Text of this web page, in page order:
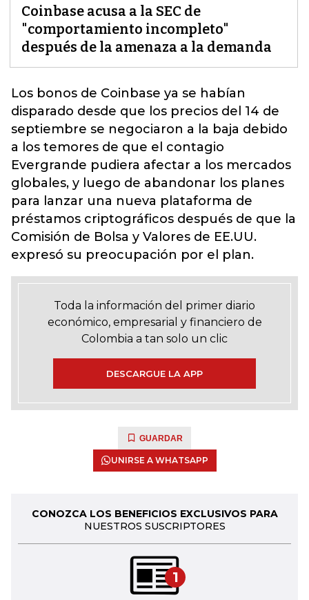
Coinbase acusa a la SEC de
"comportamiento incompleto"
después de la amenaza a la demanda
Los bonos de Coinbase ya se habían
disparado desde que los precios del 14 de
septiembre se negociaron a la baja debido
a los temores de que el contagio
Evergrande pudiera afectar a los mercados
globales, y luego de abandonar los planes
para lanzar una nueva plataforma de
préstamos criptográficos después de que la
Comisión de Bolsa y Valores de EE.UU.
expresó su preocupación por el plan.
Toda la información del primer diario
económico, empresarial y financiero de
Colombia a tan solo un clic
DESCARGUE LA APP
GUARDAR
UNIRSE A WHATSAPP
CONOZCA LOS BENEFICIOS EXCLUSIVOS PARA
NUESTROS SUSCRIPTORES
1